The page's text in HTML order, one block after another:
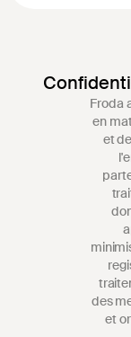
Froda
en
et
des
et